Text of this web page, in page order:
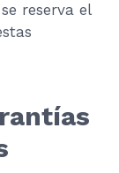
reserva el